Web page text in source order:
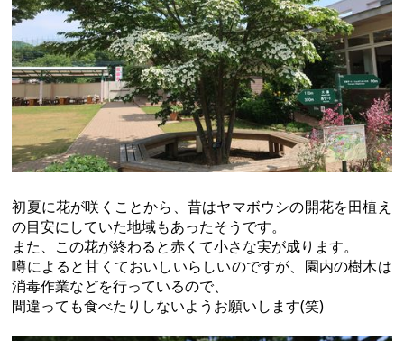
初夏に花が咲くことから、昔はヤマボウシの開花を田植え
の目安にしていた地域もあったそうです。
また、この花が終わると赤くて小さな実が成ります。
噂によると甘くておいしいらしいのですが、園内の樹木は
消毒作業などを行っているので、
間違っても食べたりしないようお願いします(笑)